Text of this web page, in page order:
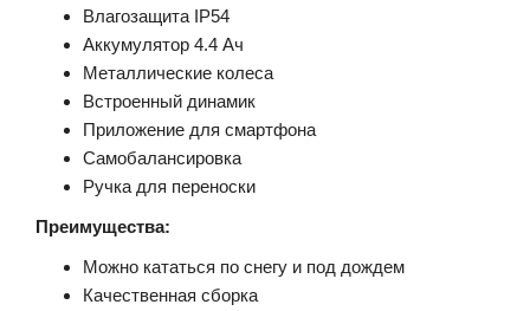
Влагозащита IP54
Аккумулятор 4.4 Ач
Металлические колеса
Встроенный динамик
Приложение для смартфона
Самобалансировка
Ручка для переноски
Преимущества:
Можно кататься по снегу и под дождем
Качественная сборка